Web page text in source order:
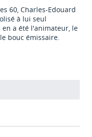
60, Charles-Edouard
à lui seul
a été l'animateur, le
bouc émissaire.